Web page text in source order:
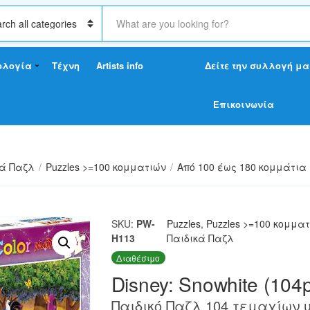
S
a
c
x
Τέχνη Artists info Δείτε την συλλογή
Επικοινωνία
Παζλ / Puzzles >=100 κομματιών / Από 100 έως 180 κομμάτια
SKU: PW-
H113
Puzzles, Puzzles >=100
Παιδικά Παζλ
Διαθέσιμο
Disney: Snowhite
Παιδικό Παζλ 104 τεμαχίων